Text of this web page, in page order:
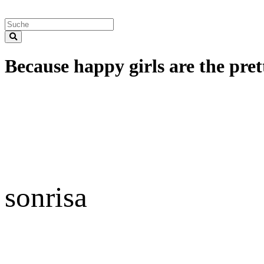
Because happy girls are the
sonrisa